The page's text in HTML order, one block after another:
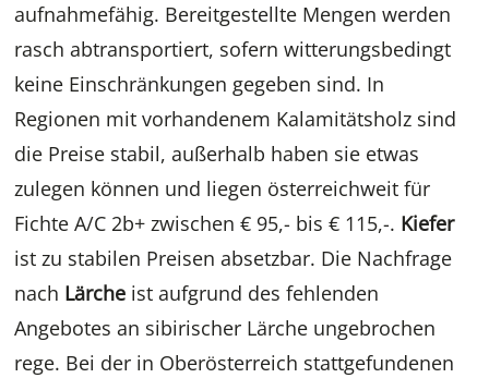
aufnahmefähig. Bereitgestellte Mengen werden
rasch abtransportiert, sofern witterungsbedingt
keine Einschränkungen gegeben sind. In
Regionen mit vorhandenem Kalamitätsholz sind
die Preise stabil, außerhalb haben sie etwas
zulegen können und liegen österreichweit für
Fichte A/C 2b+ zwischen € 95,- bis € 115,-. Kiefer
ist zu stabilen Preisen absetzbar. Die Nachfrage
nach Lärche ist aufgrund des fehlenden
Angebotes an sibirischer Lärche ungebrochen
rege. Bei der in Oberösterreich stattgefundenen